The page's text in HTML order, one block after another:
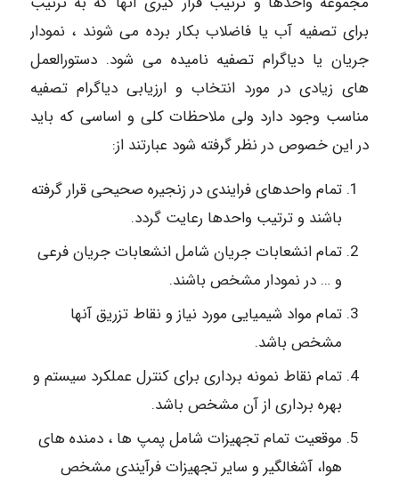
برای تصفیه آب یا فاضلاب بکار برده می شوند ، نمودار
جریان یا دیاگرام تصفیه نامیده می شود. دستورالعمل
های زیادی در مورد انتخاب و ارزیابی دیاگرام تصفیه
مناسب وجود دارد ولی ملاحظات کلی و اساسی که باید
در این خصوص در نظر گرفته شود عبارتند از:
تمام واحدهای فرایندی در زنجیره صحیحی قرار گرفته
باشند و ترتیب واحدها رعایت گردد.
تمام انشعابات جریان شامل انشعابات جریان فرعی
و … در نمودار مشخص باشند.
تمام مواد شیمیایی مورد نیاز و نقاط تزریق آنها
مشخص باشد.
تمام نقاط نمونه برداری برای کنترل عملکرد سیستم و
بهره برداری از آن مشخص باشد.
موقعیت تمام تجهیزات شامل پمپ ها ، دمنده های
هوا، آشغالگیر و سایر تجهیزات فرآیندی مشخص